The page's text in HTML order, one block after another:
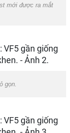
mới được ra mắt
gọn.